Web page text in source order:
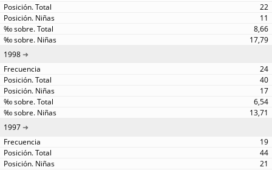
22
11
8,66
17,79
1998
24
40
17
6,54
13,71
1997
19
44
21